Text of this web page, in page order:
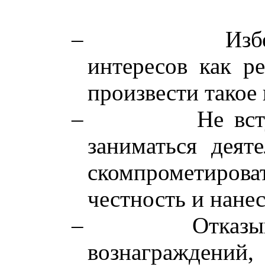
–
интересов как
произвести такое
–
Не
заниматься
честность и
–